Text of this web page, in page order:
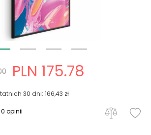
PLN 175.78
30 dni: 166,43 zł
0 opinii